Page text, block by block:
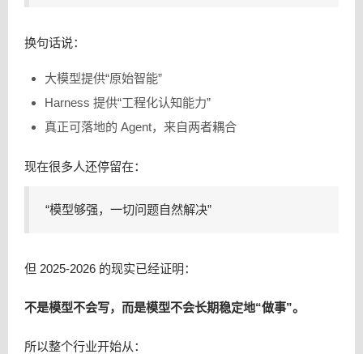
换句话说：
大模型提供“原始智能”
Harness 提供“工程化认知能力”
真正可落地的 Agent，来自两者耦合
现在很多人还停留在：
“模型够强，一切问题自然解决”
但 2025-2026 的现实已经证明：
不是模型不会写，而是模型不会长期稳定地“做事”。
所以整个行业开始从：